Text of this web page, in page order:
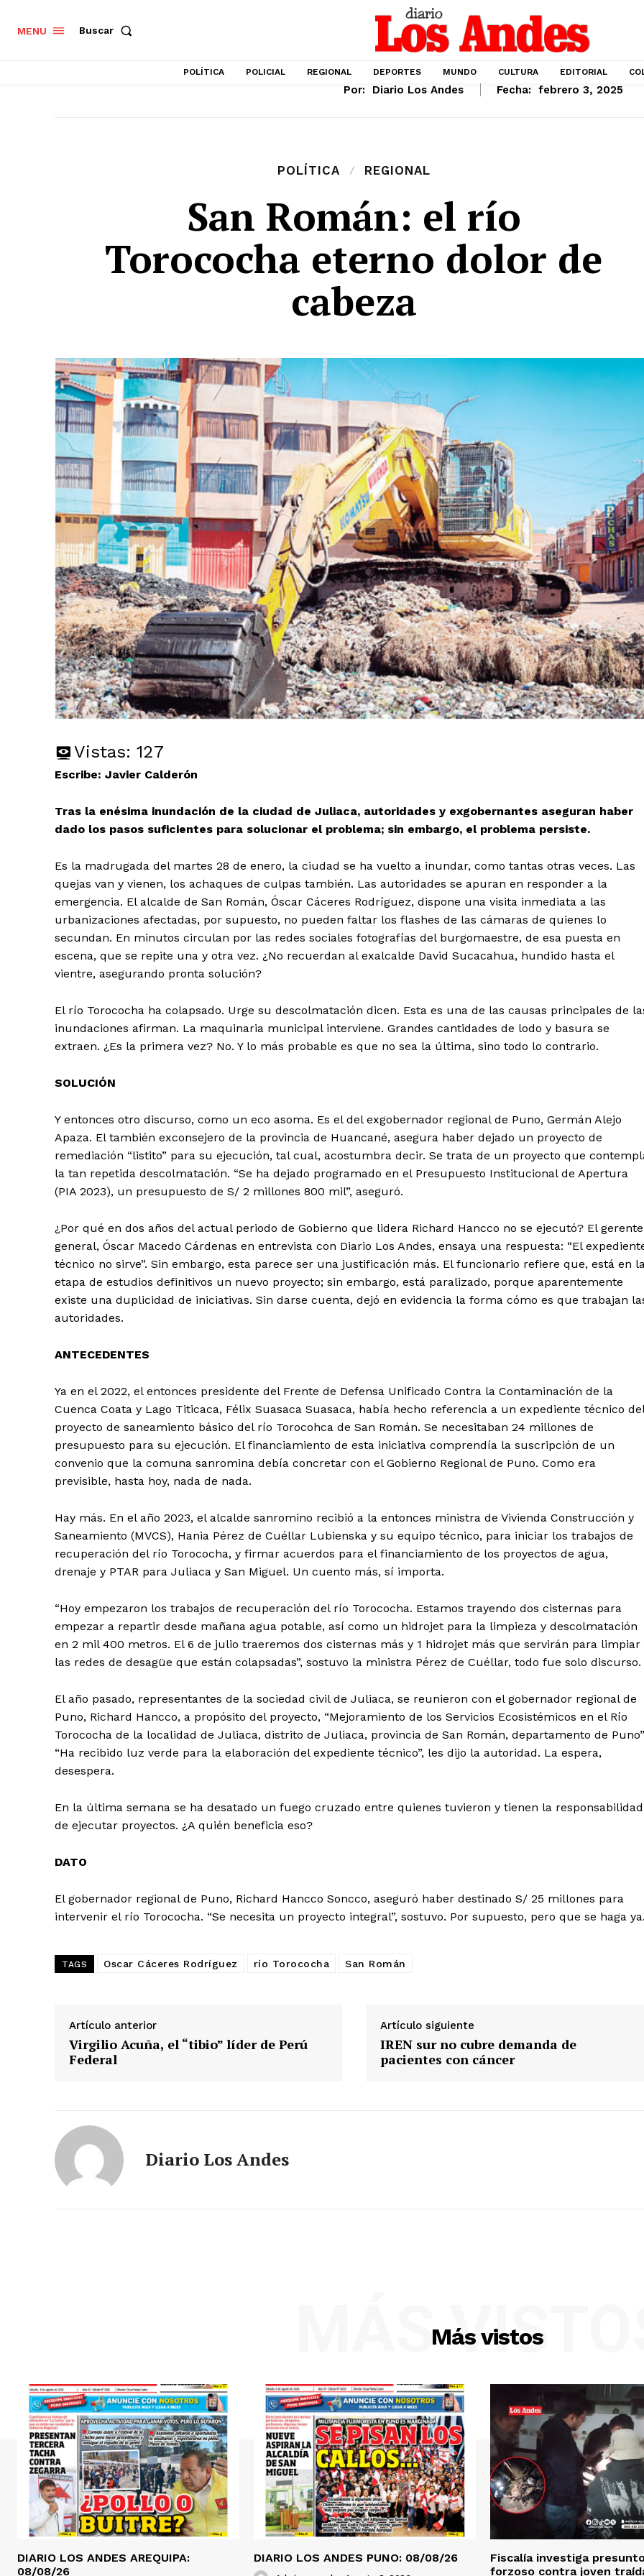
SUSCRIBETE
Nosotros
Contacto
MENU Buscar
POLÍTICA POLICIAL REGIONAL DEPORTES MUNDO CULTURA EDITORIAL
Por: Diario Los Andes Fecha: febrero 3, 2025
POLÍTICA REGIONAL
San Román: el río
Torococha eterno dolor de
cabeza
Vistas: 127
Escribe: Javier Calderón
Tras la enésima inundación de la ciudad de Juliaca, autoridades y exgobernantes aseguran haber
dado los pasos suficientes para solucionar el problema; sin embargo, el problema persiste.
Es la madrugada del martes 28 de enero, la ciudad se ha vuelto a inundar, como tantas otras veces. Las
quejas van y vienen, los achaques de culpas también. Las autoridades se apuran en responder a la
emergencia. El alcalde de San Román, Óscar Cáceres Rodríguez, dispone una visita inmediata a las
urbanizaciones afectadas, por supuesto, no pueden faltar los flashes de las cámaras de quienes lo
secundan. En minutos circulan por las redes sociales fotografías del burgomaestre, de esa puesta en
escena, que se repite una y otra vez. ¿No recuerdan al exalcalde David Sucacahua, hundido hasta el
vientre, asegurando pronta solución?
El río Torococha ha colapsado. Urge su descolmatación dicen. Esta es una de las causas principales de
inundaciones afirman. La maquinaria municipal interviene. Grandes cantidades de lodo y basura se
extraen. ¿Es la primera vez? No. Y lo más probable es que no sea la última, sino todo lo contrario.
SOLUCIÓN
Y entonces otro discurso, como un eco asoma. Es el del exgobernador regional de Puno, Germán Alejo
Apaza. El también exconsejero de la provincia de Huancané, asegura haber dejado un proyecto de
remediación “listito” para su ejecución, tal cual, acostumbra decir. Se trata de un proyecto que
la tan repetida descolmatación. “Se ha dejado programado en el Presupuesto Institucional de Apertura
(PIA 2023), un presupuesto de S/ 2 millones 800 mil”, aseguró.
¿Por qué en dos años del actual periodo de Gobierno que lidera Richard Hancco no se ejecutó? El gerente
general, Óscar Macedo Cárdenas en entrevista con Diario Los Andes, ensaya una respuesta: “El
técnico no sirve”. Sin embargo, esta parece ser una justificación más. El funcionario refiere que, está en
etapa de estudios definitivos un nuevo proyecto; sin embargo, está paralizado, porque aparentemente
existe una duplicidad de iniciativas. Sin darse cuenta, dejó en evidencia la forma cómo es que trabajan
autoridades.
ANTECEDENTES
Ya en el 2022, el entonces presidente del Frente de Defensa Unificado Contra la Contaminación de la
Cuenca Coata y Lago Titicaca, Félix Suasaca Suasaca, había hecho referencia a un expediente técnico del
proyecto de saneamiento básico del río Torocohca de San Román. Se necesitaban 24 millones de
presupuesto para su ejecución. El financiamiento de esta iniciativa comprendía la suscripción de un
convenio que la comuna sanromina debía concretar con el Gobierno Regional de Puno. Como era
previsible, hasta hoy, nada de nada.
Hay más. En el año 2023, el alcalde sanromino recibió a la entonces ministra de Vivienda Construcción y
Saneamiento (MVCS), Hania Pérez de Cuéllar Lubienska y su equipo técnico, para iniciar los trabajos de
recuperación del río Torococha, y firmar acuerdos para el financiamiento de los proyectos de agua,
drenaje y PTAR para Juliaca y San Miguel. Un cuento más, sí importa.
“Hoy empezaron los trabajos de recuperación del río Torococha. Estamos trayendo dos cisternas para
empezar a repartir desde mañana agua potable, así como un hidrojet para la limpieza y descolmatación
en 2 mil 400 metros. El 6 de julio traeremos dos cisternas más y 1 hidrojet más que servirán para limpiar
las redes de desagüe que están colapsadas”, sostuvo la ministra Pérez de Cuéllar, todo fue solo discurso.
El año pasado, representantes de la sociedad civil de Juliaca, se reunieron con el gobernador regional de
Puno, Richard Hancco, a propósito del proyecto, “Mejoramiento de los Servicios Ecosistémicos en el Río
Torococha de la localidad de Juliaca, distrito de Juliaca, provincia de San Román, departamento de
“Ha recibido luz verde para la elaboración del expediente técnico”, les dijo la autoridad. La espera,
desespera.
En la última semana se ha desatado un fuego cruzado entre quienes tuvieron y tienen la responsabilidad
de ejecutar proyectos. ¿A quién beneficia eso?
DATO
El gobernador regional de Puno, Richard Hancco Soncco, aseguró haber destinado S/ 25 millones para
intervenir el río Torococha. “Se necesita un proyecto integral”, sostuvo. Por supuesto, pero que se haga
TAGS Oscar Cáceres Rodríguez río Torococha San Román
Artículo anterior
Virgilio Acuña, el “tibio” líder de Perú
Federal
Artículo siguiente
IREN sur no cubre demanda de
pacientes con cáncer
Diario Los Andes
Más vistos
MÁS
DIARIO LOS ANDES AREQUIPA:
08/08/26
DIARIO LOS ANDES PUNO: 08/08/26
Fiscalía investiga
forzoso contra joven